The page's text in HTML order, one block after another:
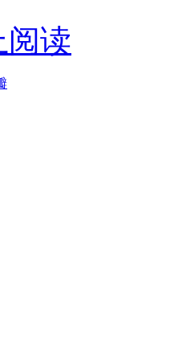
阅读